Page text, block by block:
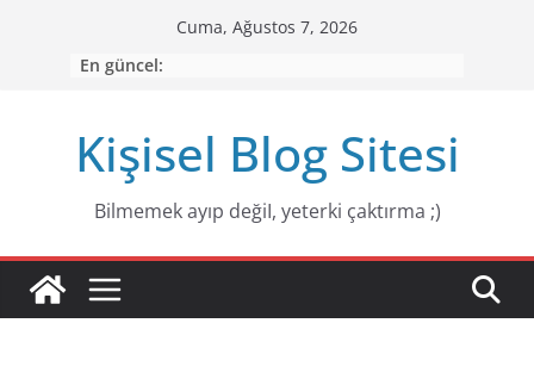
Cuma, Ağustos 7, 2026
En güncel:
Kişisel Blog Sitesi
Bilmemek ayıp değiI, yeterki çaktırma ;)